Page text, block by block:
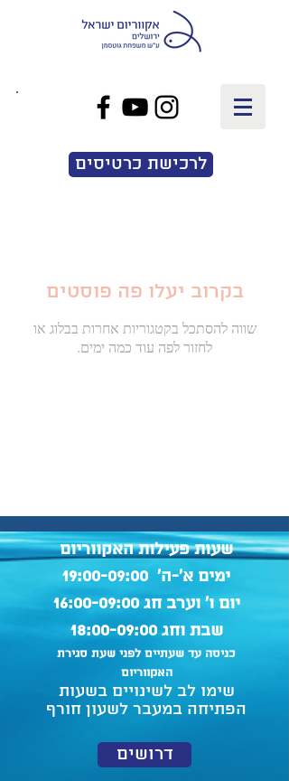
לרכישת כרטיסים
בקרוב יעלו פה פוסטים
שווה להסתכל בקטגוריות אחרות בבלוג או
לחזור לפה עוד כמה ימים.
שעות פעילות האקווריום
ימים א'-ה' 19:00-09:00
יום ו' וערב חג 16:00-09:00
שבת וחג 18:00-09:00
כניסה עד שעתיים לפני שעת סגירת
האקווריום
שימו לב לשינויים בשעות
הפתיחה במעבר לשעון חורף
דרושים